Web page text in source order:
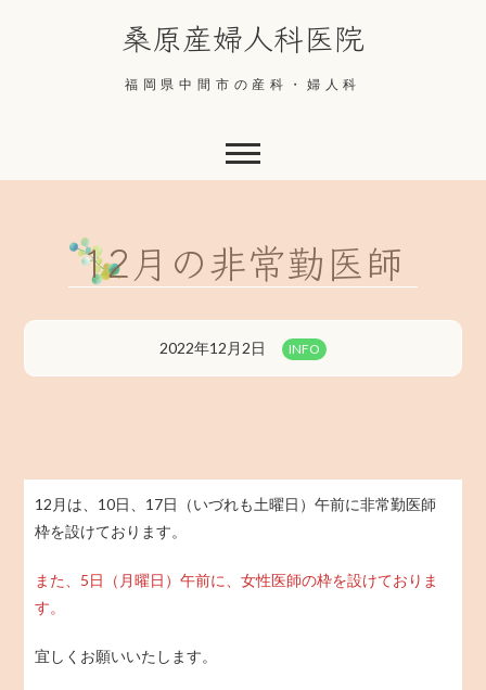
桑原産婦人科医院
福岡県中間市の産科・婦人科
12月の非常勤医師
2022年12月2日 INFO
12月は、10日、17日（いづれも土曜日）午前に非常勤医師
枠を設けております。
また、5日（月曜日）午前に、女性医師の枠を設けておりま
す。
宜しくお願いいたします。